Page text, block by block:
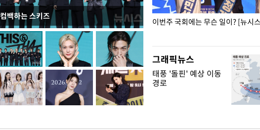
컴백하는 스키즈
이 대통령, 국가폭력 피해자에 위로·사과…"국가
가 책임지고 치유"
이번주 국회에는 무슨 일이? [뉴시
그래픽뉴스
태풍 '돌핀' 예상 이동
경로